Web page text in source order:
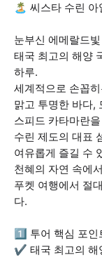
🏝️ 씨스타 수린 아
눈부신 에메랄드
태국 최고의 해양
하루.
세계적으로 손꼽
맑고 투명한 바다,
스피드 카타마란
수린 제도의 대표
여유롭게 즐길 수
천혜의 자연 속에
푸켓 여행에서 절
다.
1️⃣ 투어 핵심 포인
✔ 태국 최고의 해